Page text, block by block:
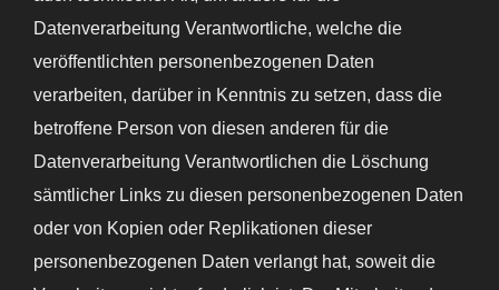
Datenverarbeitung Verantwortliche, welche die
veröffentlichten personenbezogenen Daten
verarbeiten, darüber in Kenntnis zu setzen, dass die
betroffene Person von diesen anderen für die
Datenverarbeitung Verantwortlichen die Löschung
sämtlicher Links zu diesen personenbezogenen Daten
oder von Kopien oder Replikationen dieser
personenbezogenen Daten verlangt hat, soweit die